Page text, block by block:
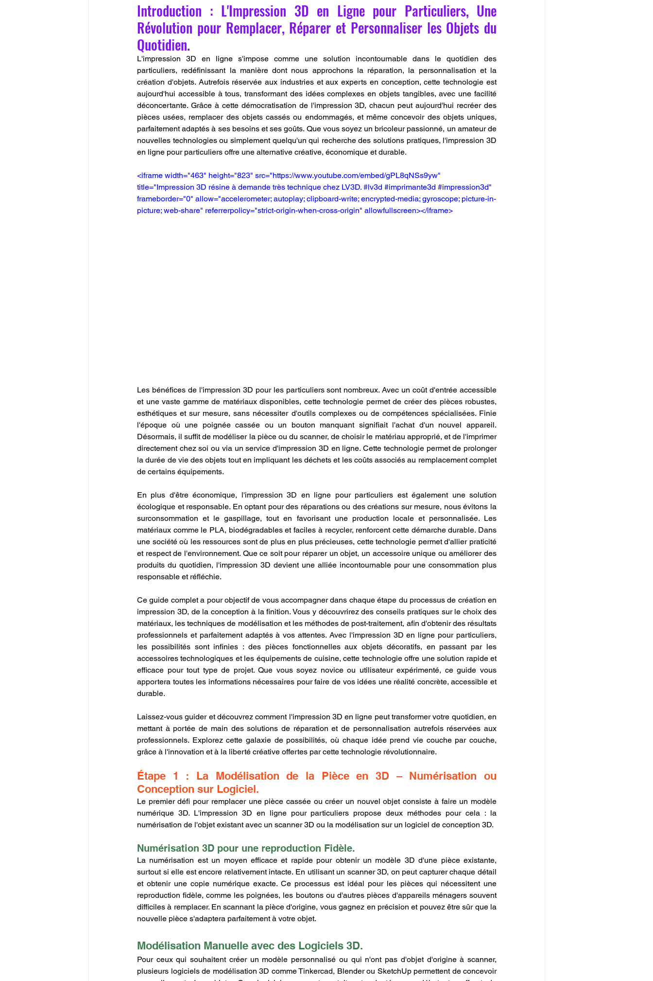
Introduction : L'Impression 3D en Ligne pour Particuliers, Une
Révolution pour Remplacer, Réparer et Personnaliser les Objets du
Quotidien.
L'impression 3D en ligne s'impose comme une solution incontournable dans le quotidien des
particuliers, redéfinissant la manière dont nous approchons la réparation, la personnalisation et la
création d'objets. Autrefois réservée aux industries et aux experts en conception, cette technologie est
aujourd'hui accessible à tous, transformant des idées complexes en objets tangibles, avec une facilité
déconcertante. Grâce à cette démocratisation de l'impression 3D, chacun peut aujourd'hui recréer des
pièces usées, remplacer des objets cassés ou endommagés, et même concevoir des objets uniques,
parfaitement adaptés à ses besoins et ses goûts. Que vous soyez un bricoleur passionné, un amateur de
nouvelles technologies ou simplement quelqu'un qui recherche des solutions pratiques, l'impression 3D
en ligne pour particuliers offre une alternative créative, économique et durable.
<iframe width="463" height="823" src="https://www.youtube.com/embed/gPL8qNSs9yw"
title="Impression 3D résine à demande très technique chez LV3D. #lv3d #imprimante3d #impression3d"
frameborder="0" allow="accelerometer; autoplay; clipboard-write; encrypted-media; gyroscope; picture-in-
picture; web-share" referrerpolicy="strict-origin-when-cross-origin" allowfullscreen></iframe>
Les bénéfices de l'impression 3D pour les particuliers sont nombreux. Avec un coût d'entrée accessible
et une vaste gamme de matériaux disponibles, cette technologie permet de créer des pièces robustes,
esthétiques et sur mesure, sans nécessiter d'outils complexes ou de compétences spécialisées. Finie
l'époque où une poignée cassée ou un bouton manquant signifiait l'achat d'un nouvel appareil.
Désormais, il suffit de modéliser la pièce ou du scanner, de choisir le matériau approprié, et de l'imprimer
directement chez soi ou via un service d'impression 3D en ligne. Cette technologie permet de prolonger
la durée de vie des objets tout en impliquant les déchets et les coûts associés au remplacement complet
de certains équipements.
En plus d'être économique, l'impression 3D en ligne pour particuliers est également une solution
écologique et responsable. En optant pour des réparations ou des créations sur mesure, nous évitons la
surconsommation et le gaspillage, tout en favorisant une production locale et personnalisée. Les
matériaux comme le PLA, biodégradables et faciles à recycler, renforcent cette démarche durable. Dans
une société où les ressources sont de plus en plus précieuses, cette technologie permet d'allier praticité
et respect de l'environnement. Que ce soit pour réparer un objet, un accessoire unique ou améliorer des
produits du quotidien, l'impression 3D devient une alliée incontournable pour une consommation plus
responsable et réfléchie.
Ce guide complet a pour objectif de vous accompagner dans chaque étape du processus de création en
impression 3D, de la conception à la finition. Vous y découvrirez des conseils pratiques sur le choix des
matériaux, les techniques de modélisation et les méthodes de post-traitement, afin d'obtenir des résultats
professionnels et parfaitement adaptés à vos attentes. Avec l'impression 3D en ligne pour particuliers,
les possibilités sont infinies : des pièces fonctionnelles aux objets décoratifs, en passant par les
accessoires technologiques et les équipements de cuisine, cette technologie offre une solution rapide et
efficace pour tout type de projet. Que vous soyez novice ou utilisateur expérimenté, ce guide vous
apportera toutes les informations nécessaires pour faire de vos idées une réalité concrète, accessible et
durable.
Laissez-vous guider et découvrez comment l'impression 3D en ligne peut transformer votre quotidien, en
mettant à portée de main des solutions de réparation et de personnalisation autrefois réservées aux
professionnels. Explorez cette galaxie de possibilités, où chaque idée prend vie couche par couche,
grâce à l'innovation et à la liberté créative offertes par cette technologie révolutionnaire.
Étape 1 : La Modélisation de la Pièce en 3D – Numérisation ou
Conception sur Logiciel.
Le premier défi pour remplacer une pièce cassée ou créer un nouvel objet consiste à faire un modèle
numérique 3D. L'impression 3D en ligne pour particuliers propose deux méthodes pour cela : la
numérisation de l'objet existant avec un scanner 3D ou la modélisation sur un logiciel de conception 3D.
Numérisation 3D pour une reproduction Fidèle.
La numérisation est un moyen efficace et rapide pour obtenir un modèle 3D d'une pièce existante,
surtout si elle est encore relativement intacte. En utilisant un scanner 3D, on peut capturer chaque détail
et obtenir une copie numérique exacte. Ce processus est idéal pour les pièces qui nécessitent une
reproduction fidèle, comme les poignées, les boutons ou d'autres pièces d'appareils ménagers souvent
difficiles à remplacer. En scannant la pièce d'origine, vous gagnez en précision et pouvez être sûr que la
nouvelle pièce s'adaptera parfaitement à votre objet.
Modélisation Manuelle avec des Logiciels 3D.
Pour ceux qui souhaitent créer un modèle personnalisé ou qui n'ont pas d'objet d'origine à scanner,
plusieurs logiciels de modélisation 3D comme Tinkercad, Blender ou SketchUp permettent de concevoir